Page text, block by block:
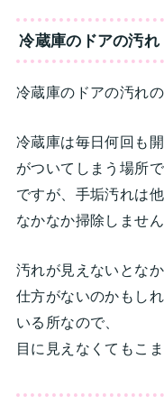
冷蔵庫のドアの汚れ
冷蔵庫のドアの汚れ
冷蔵庫は毎日何回も
がついてしまう場所で
ですが、手垢汚れは
なかなか掃除しません
汚れが見えないとな
仕方がないのかもし
いる所なので、
目に見えなくてもこ